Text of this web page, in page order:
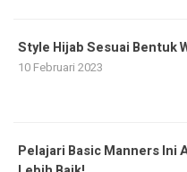
Style Hijab Sesuai Bentuk
10 Februari 2023
Pelajari Basic Manners Ini